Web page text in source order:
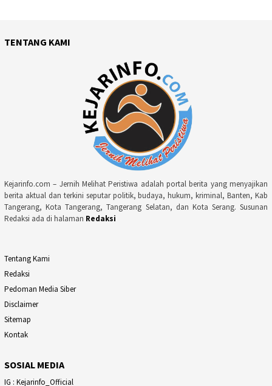
TENTANG KAMI
Kejarinfo.com – Jernih Melihat Peristiwa adalah portal berita yang menyajikan
berita aktual dan terkini seputar politik, budaya, hukum, kriminal, Banten, Kab
Tangerang, Kota Tangerang, Tangerang Selatan, dan Kota Serang. Susunan
Redaksi ada di halaman Redaksi
Tentang Kami
Redaksi
Pedoman Media Siber
Disclaimer
Sitemap
Kontak
SOSIAL MEDIA
IG : Kejarinfo_Official